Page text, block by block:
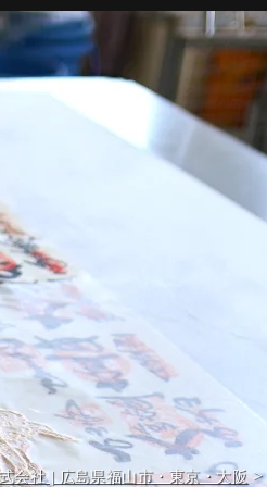
会社 | 広島県福山市・東京・大阪>